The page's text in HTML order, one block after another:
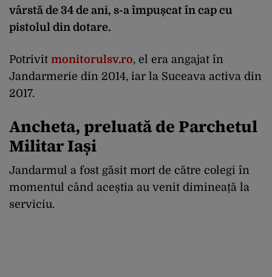
vârstă de 34 de ani, s-a împușcat în cap cu
pistolul din dotare.
Potrivit monitorulsv.ro, el era angajat în
Jandarmerie din 2014, iar la Suceava activa din
2017.
Ancheta, preluată de Parchetul
Militar Iași
Jandarmul a fost găsit mort de către colegi în
momentul când aceștia au venit dimineață la
serviciu.